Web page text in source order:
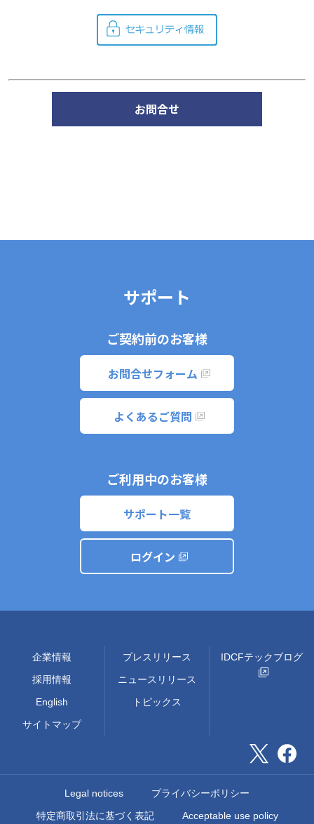
お問合せ
サポート
ご契約前のお客様
お問合せフォーム
よくあるご質問
ご利用中のお客様
サポート一覧
ログイン
企業情報
採用情報
English
サイトマップ
プレスリリース
ニュースリリース
トピックス
IDCFテックブログ
Legal notices
プライバシーポリシー
特定商取引法に基づく表記
Acceptable use policy